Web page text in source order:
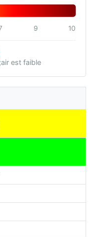
9 10
est faible